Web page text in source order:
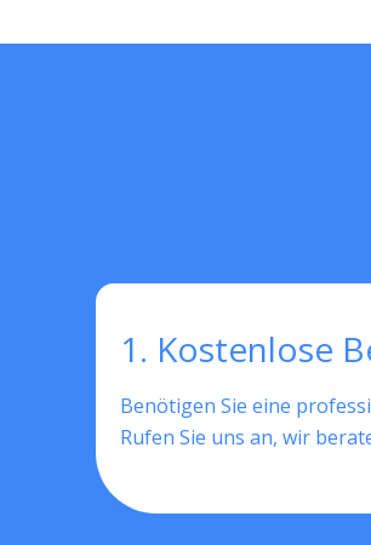
1. Kostenlose
Benötigen Sie eine
Rufen Sie uns an, wir